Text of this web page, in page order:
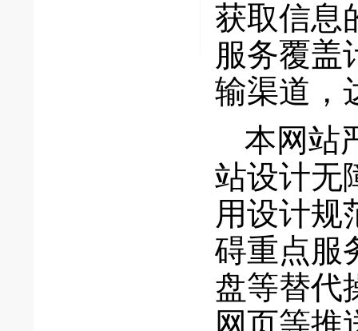
获取信息
服务覆盖
输渠道，
本网站
站设计无
用设计规
碍重点服
盘等替代